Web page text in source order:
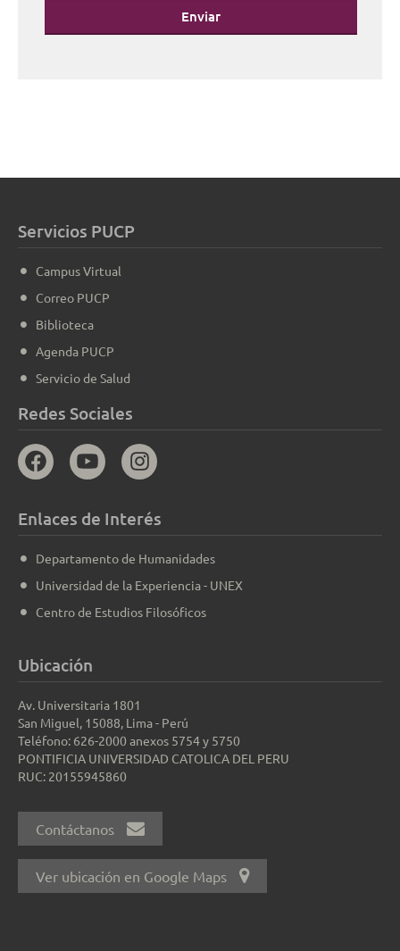
Enviar
Servicios PUCP
Campus Virtual
Correo PUCP
Biblioteca
Agenda PUCP
Servicio de Salud
Redes Sociales
Enlaces de Interés
Departamento de Humanidades
Universidad de la Experiencia - UNEX
Centro de Estudios Filosóficos
Ubicación
Av. Universitaria 1801
San Miguel, 15088, Lima - Perú
Teléfono: 626-2000 anexos 5754 y 5750
PONTIFICIA UNIVERSIDAD CATOLICA DEL PERU
RUC: 20155945860
Contáctanos
Ver ubicación en Google Maps